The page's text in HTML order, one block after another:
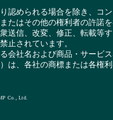
認められる場合を除き、コ
たはその他の権利者の許諾
送信、改変、修正、転載等
止されています。
会社名および商品・サービ
は、各社の商標または各権
Co., Ltd.